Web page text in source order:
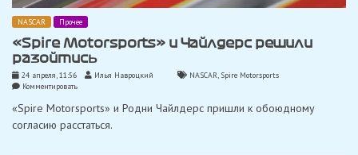
NASCAR Прочее
«Spire Motorsports» и Чайлдерс решили
разойтись
24 апреля, 11:56 Илья Навроцкий NASCAR Spire Motorsports
Комментироватьon
Motorsports»
Чайлдерс
«Spire Motorsports» и Родни Чайлдерс пришли к обоюдному
согласию расстаться.